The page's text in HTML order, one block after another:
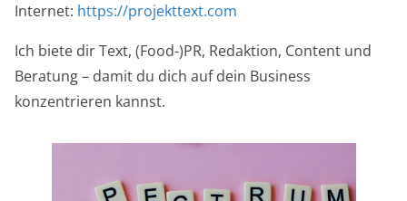
Internet: https://projekttext.com
Ich biete dir Text, (Food-)PR, Redaktion, Content und
Beratung – damit du dich auf dein Business
konzentrieren kannst.